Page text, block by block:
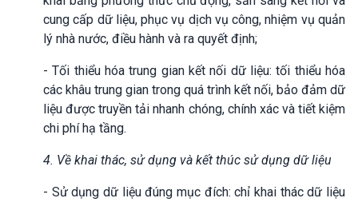
cung cấp dữ liệu, phục vụ dịch vụ công, nhiệm vụ quản
lý nhà nước, điều hành và ra quyết định;
- Tối thiểu hóa trung gian kết nối dữ liệu: tối thiểu hóa
các khâu trung gian trong quá trình kết nối, bảo đảm dữ
liệu được truyền tải nhanh chóng, chính xác và tiết kiệm
chi phí hạ tầng.
4. Về khai thác, sử dụng và kết thúc sử dụng dữ liệu
- Sử dụng dữ liệu đúng mục đích: chỉ khai thác dữ liệu